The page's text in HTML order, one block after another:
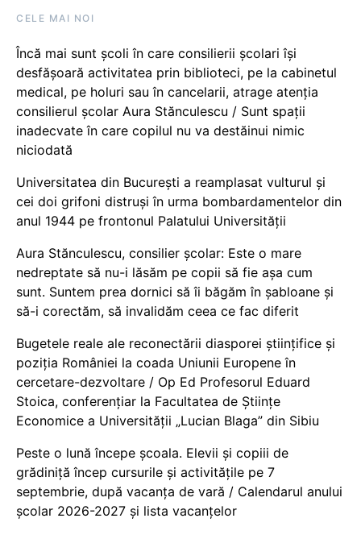
CELE MAI NOI
Încă mai sunt școli în care consilierii școlari își
desfășoară activitatea prin biblioteci, pe la cabinetul
medical, pe holuri sau în cancelarii, atrage atenția
consilierul școlar Aura Stănculescu / Sunt spații
inadecvate în care copilul nu va destăinui nimic
niciodată
Universitatea din București a reamplasat vulturul și
cei doi grifoni distruși în urma bombardamentelor din
anul 1944 pe frontonul Palatului Universității
Aura Stănculescu, consilier școlar: Este o mare
nedreptate să nu-i lăsăm pe copii să fie așa cum
sunt. Suntem prea dornici să îi băgăm în șabloane și
să-i corectăm, să invalidăm ceea ce fac diferit
Bugetele reale ale reconectării diasporei științifice și
poziția României la coada Uniunii Europene în
cercetare-dezvoltare / Op Ed Profesorul Eduard
Stoica, conferențiar la Facultatea de Științe
Economice a Universității „Lucian Blaga” din Sibiu
Peste o lună începe școala. Elevii și copiii de
grădiniță încep cursurile și activitățile pe 7
septembrie, după vacanța de vară / Calendarul anului
școlar 2026-2027 și lista vacanțelor